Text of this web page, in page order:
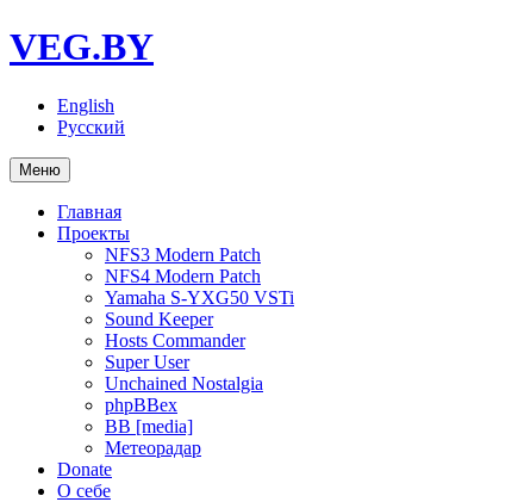
VEG.BY
English
Русский
Меню
Главная
Проекты
NFS3 Modern Patch
NFS4 Modern Patch
Yamaha S-YXG50 VSTi
Sound Keeper
Hosts Commander
Super User
Unchained Nostalgia
phpBBex
BB [media]
Метеорадар
Donate
О себе